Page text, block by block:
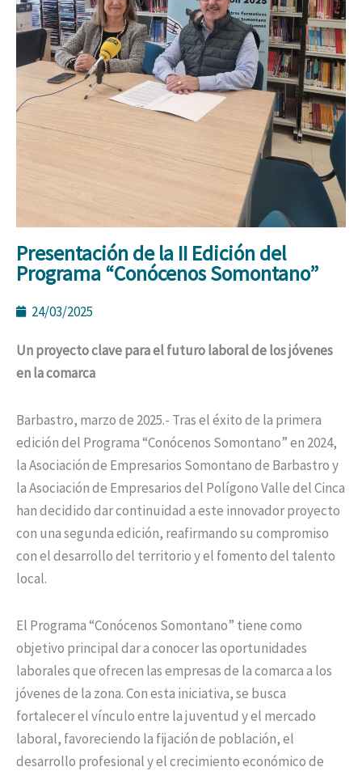
Presentación de la II Edición del
Programa “Conócenos Somontano”
24/03/2025
Un proyecto clave para el futuro laboral de los jóvenes
en la comarca
Barbastro, marzo de 2025.- Tras el éxito de la primera
edición del Programa “Conócenos Somontano” en 2024,
la Asociación de Empresarios Somontano de Barbastro y
la Asociación de Empresarios del Polígono Valle del Cinca
han decidido dar continuidad a este innovador proyecto
con una segunda edición, reafirmando su compromiso
con el desarrollo del territorio y el fomento del talento
local.
El Programa “Conócenos Somontano” tiene como
objetivo principal dar a conocer las oportunidades
laborales que ofrecen las empresas de la comarca a los
jóvenes de la zona. Con esta iniciativa, se busca
fortalecer el vínculo entre la juventud y el mercado
laboral, favoreciendo la fijación de población, el
desarrollo profesional y el crecimiento económico de